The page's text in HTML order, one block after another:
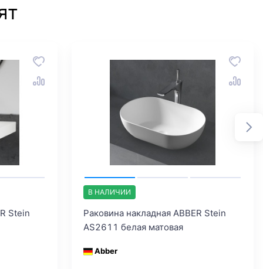
Stein
В НАЛИЧИИ
Раковина накладная ABBER Stein
AS2611 белая матовая
Abber